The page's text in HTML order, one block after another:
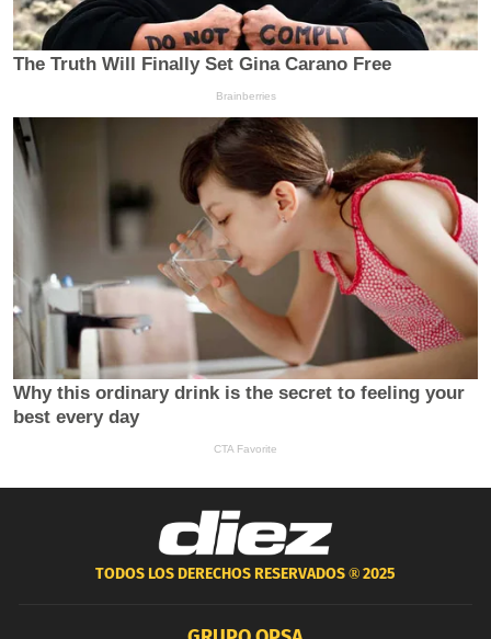
TODOS LOS DERECHOS RESERVADOS ®2025